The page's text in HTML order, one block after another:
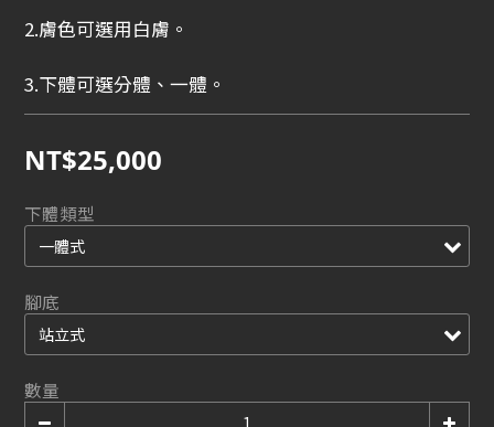
2.膚色可選用白膚。
3.下體可選分體、一體。
NT$25,000
下體類型
腳底
數量